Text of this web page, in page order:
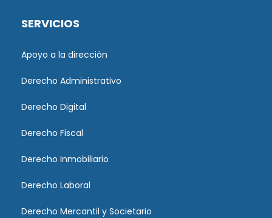
SERVICIOS
Apoyo a la dirección
Derecho Administrativo
Derecho Digital
Derecho Fiscal
Derecho Inmobiliario
Derecho Laboral
Derecho Mercantil y Societario